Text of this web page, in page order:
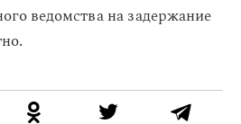
ведомства на задержание